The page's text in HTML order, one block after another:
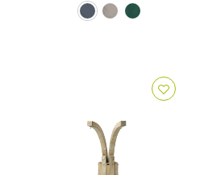
gri-negru (Anthracite)
gri (Taupe)
verde (Verde)